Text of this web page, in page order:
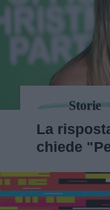
Storie
La
chiede